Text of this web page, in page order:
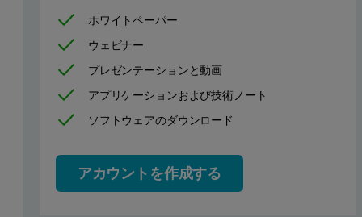
Equation 2
Where is dA/dc used?
ホワイトペーパー
ウェビナー
プレゼンテーションと動画
アプリケーションおよび技術ノート
ソフトウェアのダウンロード
アカウントを作成する